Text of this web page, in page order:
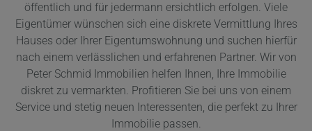
öffentlich und für jedermann ersichtlich erfolgen. Viele
Eigentümer wünschen sich eine diskrete Vermittlung Ihres
Hauses oder Ihrer Eigentumswohnung und suchen hierfür
nach einem verlässlichen und erfahrenen Partner. Wir von
Peter Schmid Immobilien helfen Ihnen, Ihre Immobilie
diskret zu vermarkten. Profitieren Sie bei uns von einem
Service und stetig neuen Interessenten, die perfekt zu Ihrer
Immobilie passen.